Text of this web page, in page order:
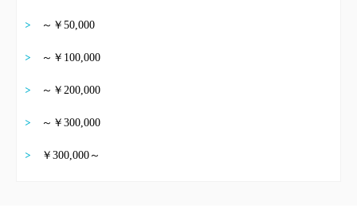
～￥50,000
～￥100,000
～￥200,000
～￥300,000
￥300,000～